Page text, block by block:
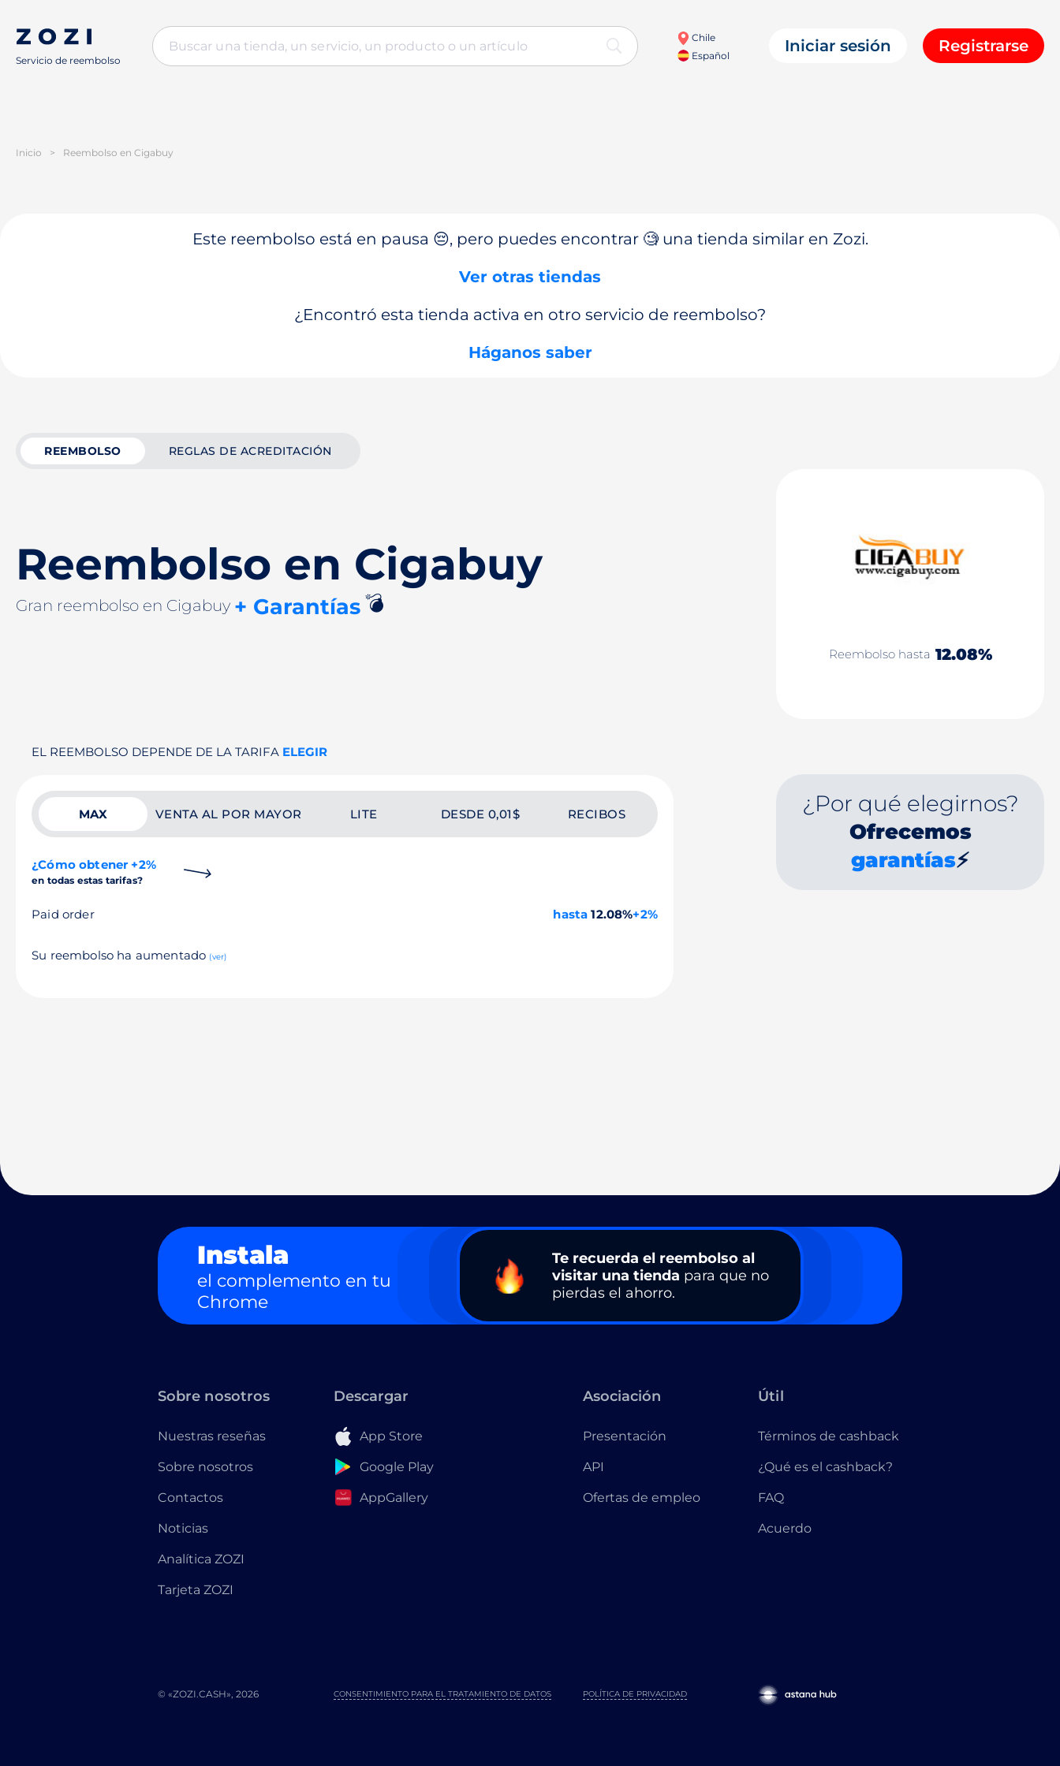
Servicio de reembolso
Chile
Español
Iniciar sesión Registrarse
Inicio > Reembolso en Cigabuy
Este reembolso está en pausa 😔, pero puedes encontrar 🧐 una tienda similar en Zozi.
Ver otras tiendas
¿Encontró esta tienda activa en otro servicio de reembolso?
Háganos saber
REEMBOLSO REGLAS DE ACREDITACIÓN
Reembolso en Cigabuy
Gran reembolso en Cigabuy + Garantías💣
Reembolso hasta 12.08%
EL REEMBOLSO DEPENDE DE LA TARIFA ELEGIR
MAX VENTA AL POR MAYOR LITE DESDE 0,01$ RECIBOS
¿Cómo obtener +2%
en todas estas tarifas?
Paid order hasta 12.08%+2%
Su reembolso ha aumentado (ver)
¿Por qué elegirnos?
Ofrecemos
garantías⚡
Instala
el complemento en tu
Chrome
Te recuerda el reembolso al
visitar una tienda para que no
pierdas el ahorro.
Sobre nosotros
Nuestras reseñas
Sobre nosotros
Contactos
Noticias
Analítica ZOZI
Tarjeta ZOZI
Descargar
App Store
Google Play
AppGallery
Asociación
Presentación
API
Ofertas de empleo
Útil
Términos de cashback
¿Qué es el cashback?
FAQ
Acuerdo
© «ZOZI.CASH», 2026 POLÍTICA DE PRIVACIDAD
CONSENTIMIENTO PARA EL TRATAMIENTO DE DATOS